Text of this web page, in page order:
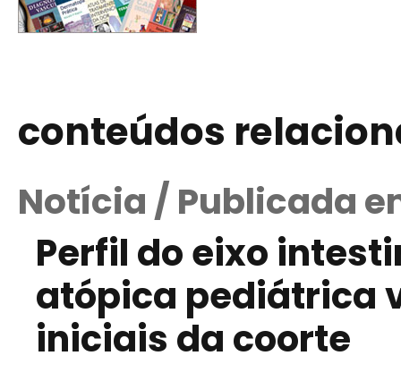
conteúdos
Notícia / Publicada
Perfil do eixo
atópica pediátrica
iniciais da coorte